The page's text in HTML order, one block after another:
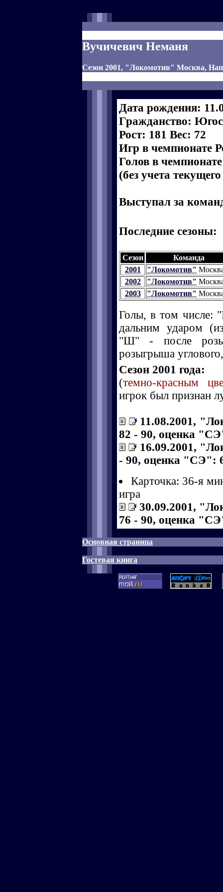
Вучичевич Неманя
Сезон 2001, "Локомотив" Москва,
Дата рождения:
Гражданство:
Рост: 181 Вес: 72
Игр в чемпионате
Голов в
(без учета
Выступал за
Последние сезоны:
Сезон
Команда
2001
"Локомотив"
2002
"Локомотив"
2003
"Локомотив"
Голы, в том числе:
дальним ударом
"Ш" - после
розыгрыша
Сезон 2001 года:
(темно-красным
игрок был признан
11.08.2001,
82 - 90, оценка
16.09.2001,
- 90, оценка "СЭ":
Карточка: 36-я
игра
30.09.2001,
76 - 90, оценка
Основная страница
Гостевая книга